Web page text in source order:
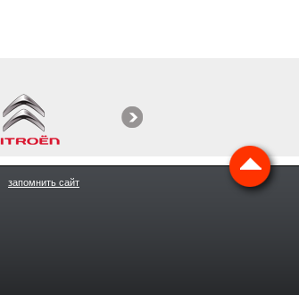
запомнить сайт